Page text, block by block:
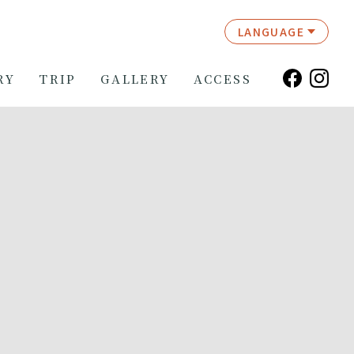
TRIP GALLERY ACCESS
LANGUAGE